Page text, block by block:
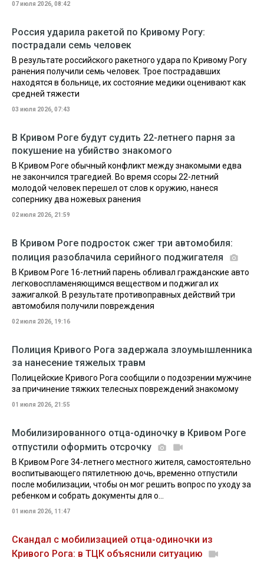
07 июля 2026, 08:42
Россия ударила ракетой по Кривому Рогу:
пострадали семь человек
В результате российского ракетного удара по Кривому Рогу
ранения получили семь человек. Трое пострадавших
находятся в больнице, их состояние медики оценивают как
средней тяжести
03 июля 2026, 07:43
В Кривом Роге будут судить 22-летнего парня за
покушение на убийство знакомого
В Кривом Роге обычный конфликт между знакомыми едва
не закончился трагедией. Во время ссоры 22-летний
молодой человек перешел от слов к оружию, нанеся
сопернику два ножевых ранения
02 июля 2026, 21:59
В Кривом Роге подросток сжег три автомобиля:
полиция разоблачила серийного поджигателя
В Кривом Роге 16-летний парень обливал гражданские авто
легковоспламеняющимся веществом и поджигал их
зажигалкой. В результате противоправных действий три
автомобиля получили повреждения
02 июля 2026, 19:16
Полиция Кривого Рога задержала злоумышленника
за нанесение тяжелых травм
Полицейские Кривого Рога сообщили о подозрении мужчине
за причинение тяжких телесных повреждений знакомому
01 июля 2026, 21:55
Мобилизированного отца-одиночку в Кривом Роге
отпустили оформить отсрочку
В Кривом Роге 34-летнего местного жителя, самостоятельно
воспитывающего пятилетнюю дочь, временно отпустили
после мобилизации, чтобы он мог решить вопрос по уходу за
ребенком и собрать документы для о...
01 июля 2026, 11:47
Скандал с мобилизацией отца-одиночки из
Кривого Рога: в ТЦК объяснили ситуацию